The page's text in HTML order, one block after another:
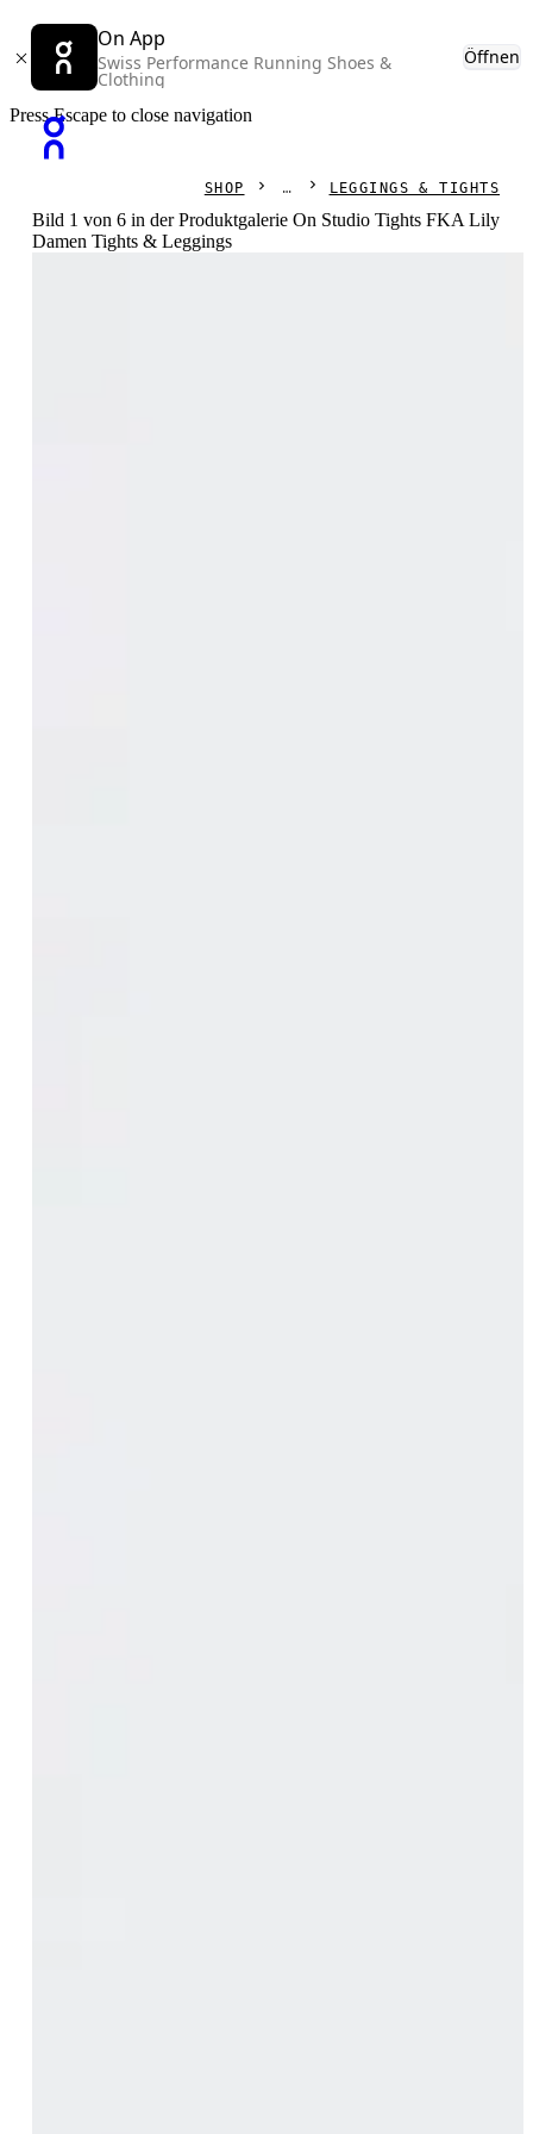
On App
Swiss Performance Running Shoes &
Clothing
Öffnen
Press Escape to close navigation
SHOP LEGGINGS & TIGHTS
Bild 1 von 6 in der Produktgalerie On Studio Tights FKA Lily
Damen Tights & Leggings